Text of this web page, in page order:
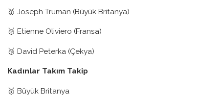
🥇 Joseph Truman (Büyük Britanya)
🥈 Etienne Oliviero (Fransa)
🥉 David Peterka (Çekya)
Kadınlar Takım Takip
🥇 Büyük Britanya